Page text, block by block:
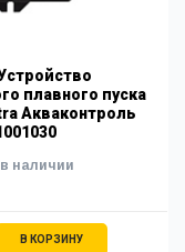
плавного пуска
Акваконтроль
В КОРЗИНУ
наличии